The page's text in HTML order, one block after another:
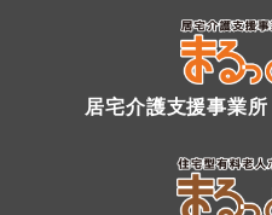
居宅介護支援事業